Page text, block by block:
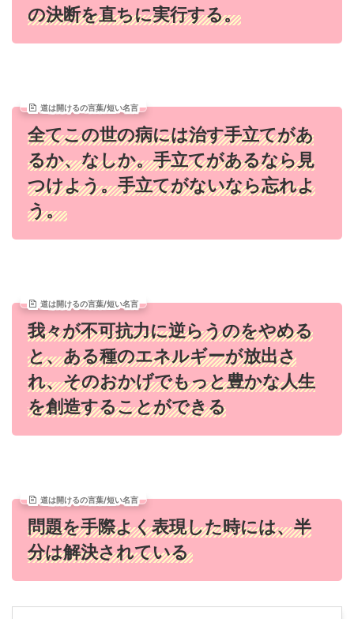
の決断を直ちに実行する。
道は開けるの言葉/短い名言
全てこの世の病には治す手立てがあ
るか、なしか。手立てがあるなら見
つけよう。手立てがないなら忘れよ
う。
道は開けるの言葉/短い名言
我々が不可抗力に逆らうのをやめる
と、ある種のエネルギーが放出さ
れ、そのおかげでもっと豊かな人生
を創造することができる
道は開けるの言葉/短い名言
問題を手際よく表現した時には、半
分は解決されている